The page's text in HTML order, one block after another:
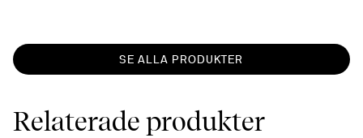
SE ALLA PRODUKTER
Relaterade produkter